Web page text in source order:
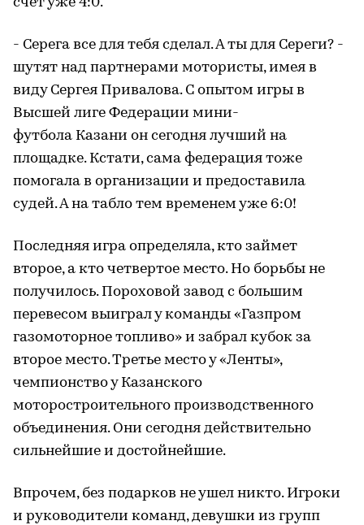
- Серега все для тебя сделал. А ты для Сереги? -
шутят над партнерами мотористы, имея в
виду Сергея Привалова. С опытом игры в
Высшей лиге Федерации мини-
футбола Казани он сегодня лучший на
площадке. Кстати, сама федерация тоже
помогала в организации и предоставила
судей. А на табло тем временем уже 6:0!
Последняя игра определяла, кто займет
второе, а кто четвертое место. Но борьбы не
получилось. Пороховой завод с большим
перевесом выиграл у команды «Газпром
газомоторное топливо» и забрал кубок за
второе место. Третье место у «Ленты»,
чемпионство у Казанского
моторостроительного производственного
объединения. Они сегодня действительно
сильнейшие и достойнейшие.
Впрочем, без подарков не ушел никто. Игроки
и руководители команд, девушки из групп